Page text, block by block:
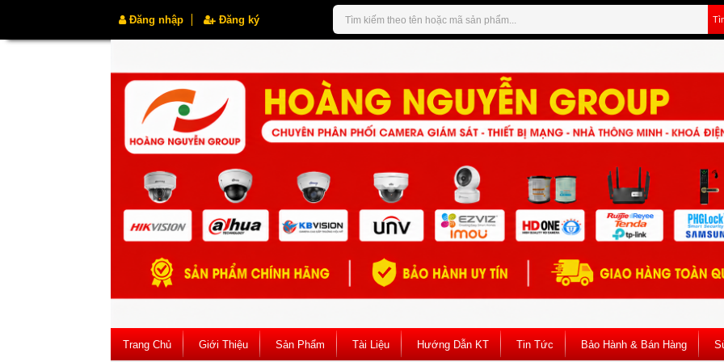
Đăng nhập Đăng ký
Trang Chủ Giới Thiệu Sản Phẩm Tài Liệu Hướng Dẫn KT Tin Tức Bảo Hành & Bán Hàng